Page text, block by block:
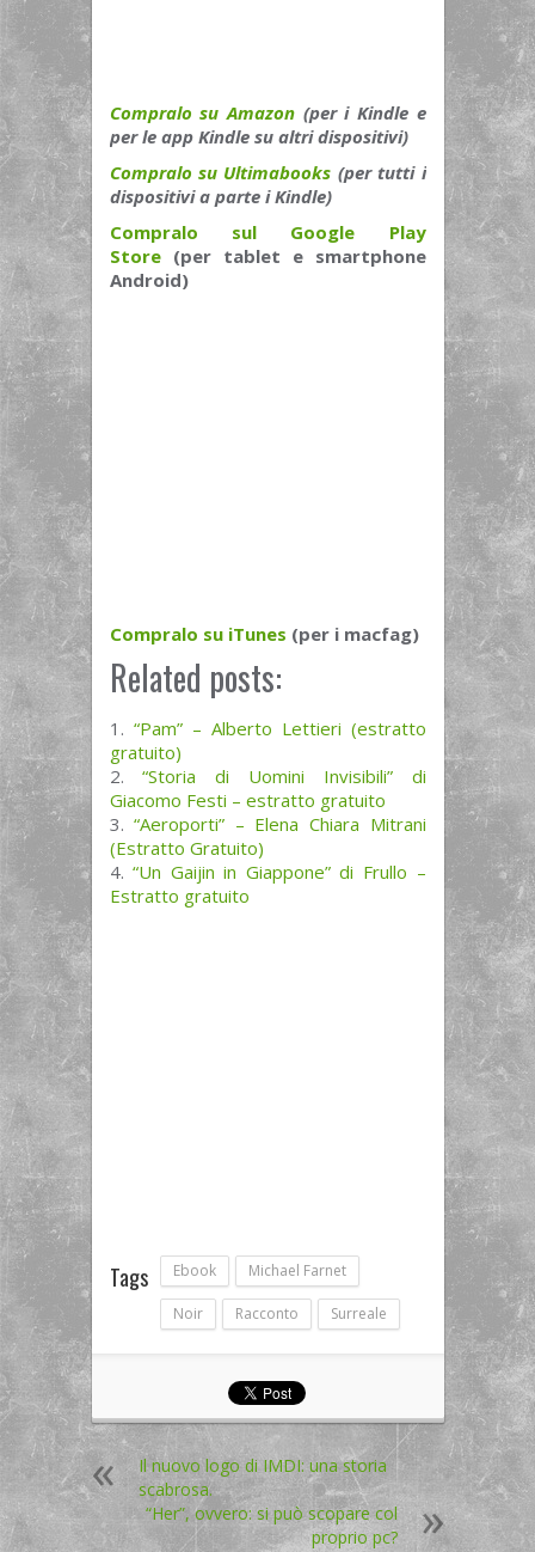
Compralo su Amazon (per i Kindle e
per le app Kindle su altri dispositivi)
Compralo su Ultimabooks (per tutti i
dispositivi a parte i Kindle)
Compralo sul Google Play
Store (per tablet e smartphone
Android)
Compralo su iTunes (per i macfag)
Related posts:
“Pam” – Alberto Lettieri (estratto
gratuito)
“Storia di Uomini Invisibili” di
Giacomo Festi – estratto gratuito
“Aeroporti” – Elena Chiara Mitrani
(Estratto Gratuito)
“Un Gaijin in Giappone” di Frullo –
Estratto gratuito
Tags Ebook Michael Farnet
Noir Racconto Surreale
Il nuovo logo di IMDI: una storia
scabrosa.
“Her”, ovvero: si può scopare col
proprio pc?